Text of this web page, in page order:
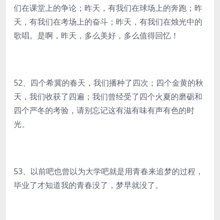
们在课堂上的争论；昨天，有我们在球场上的奔跑；昨
天，有我们在考场上的奋斗；昨天，有我们在烛光中的
歌唱。是啊，昨天，多么美好，多么值得回忆！
52、四个希冀的春天，我们播种了四次；四个金黄的秋
天，我们收获了四遍；我们曾经受了四个火夏的磨砺和
四个严冬的考验，请别忘记这有滋有味有声有色的时
光。
53、以前吧也曾以为大学吧就是用青春来追梦的过程，
毕业了才知道我的青春没了，梦早就没了。